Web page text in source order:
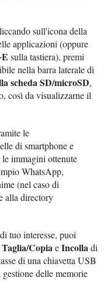
sull'icona della
applicazioni (oppure
sulla tastiera), premi
nella barra laterale di
scheda SD/microSD,
così da visualizzarne il
le
di smartphone e
le immagini ottenute
WhatsApp,
(nel caso di
alla directory
tuo interesse, puoi
Taglia/CopiaeIncolladi
di una chiavetta USB
delle memorie